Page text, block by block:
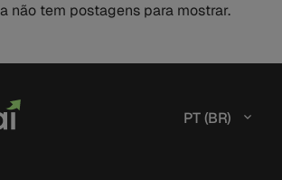
não tem postagens para mostrar.
PT (BR)